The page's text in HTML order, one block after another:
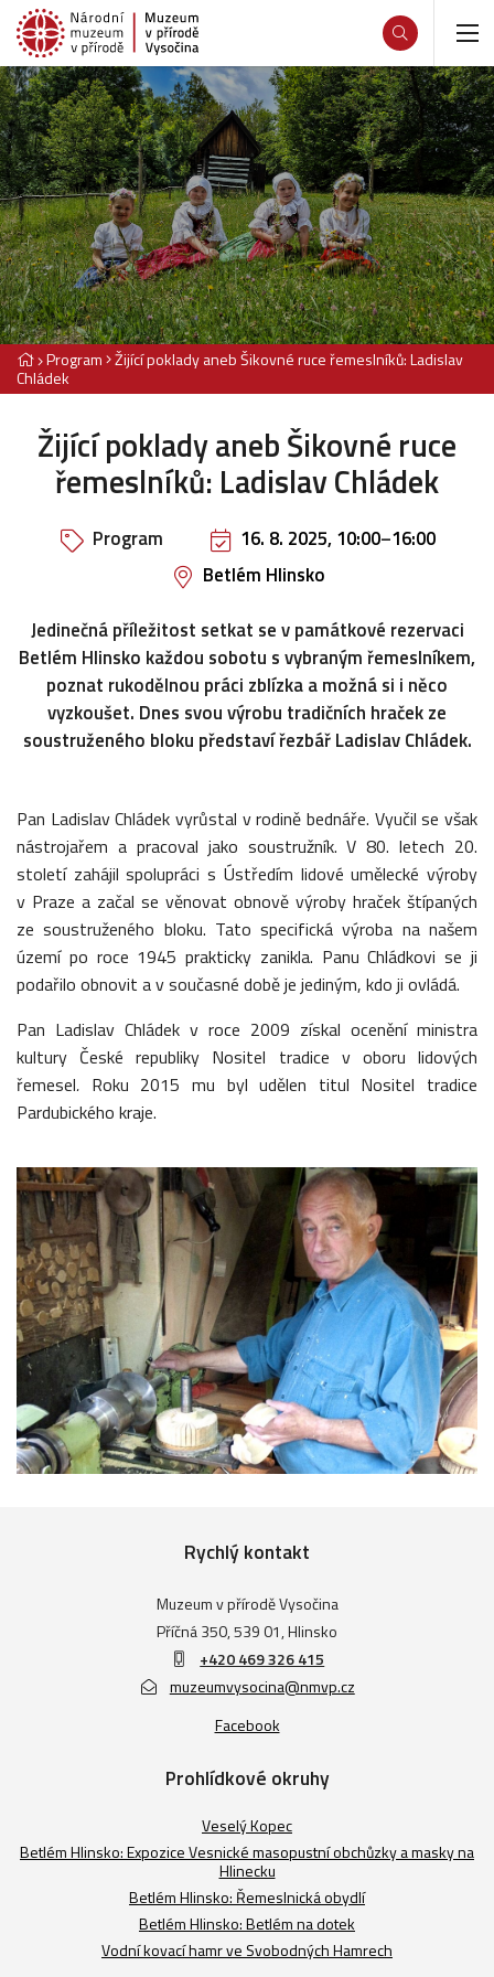
Program Žijící poklady aneb Šikovné ruce řemeslníků: Ladislav
Chládek
Žijící poklady aneb Šikovné ruce
řemeslníků: Ladislav Chládek
Program 16. 8. 2025, 10:00–16:00
Betlém Hlinsko
Jedinečná příležitost setkat se v památkové rezervaci
Betlém Hlinsko každou sobotu s vybraným řemeslníkem,
poznat rukodělnou práci zblízka a možná si i něco
vyzkoušet. Dnes svou výrobu tradičních hraček ze
soustruženého bloku představí řezbář Ladislav Chládek.
Pan Ladislav Chládek vyrůstal v rodině bednáře. Vyučil se však
nástrojařem a pracoval jako soustružník. V 80. letech 20.
století zahájil spolupráci s Ústředím lidové umělecké výroby
v Praze a začal se věnovat obnově výroby hraček štípaných
ze soustruženého bloku. Tato specifická výroba na našem
území po roce 1945 prakticky zanikla. Panu Chládkovi se ji
podařilo obnovit a v současné době je jediným, kdo ji ovládá.
Pan Ladislav Chládek v roce 2009 získal ocenění ministra
kultury České republiky Nositel tradice v oboru lidových
řemesel. Roku 2015 mu byl udělen titul Nositel tradice
Pardubického kraje.
Rychlý kontakt
Muzeum v přírodě Vysočina
Příčná 350, 539 01, Hlinsko
+420 469 326 415
muzeumvysocina@nmvp.cz
Facebook
Prohlídkové okruhy
Veselý Kopec
Betlém Hlinsko: Expozice Vesnické masopustní obchůzky a masky na
Hlinecku
Betlém Hlinsko: Řemeslnická obydlí
Betlém Hlinsko: Betlém na dotek
Vodní kovací hamr ve Svobodných Hamrech